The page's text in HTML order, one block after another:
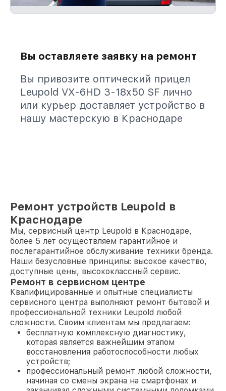
Вы оставляете заявку на ремонт
Вы привозите оптический прицел
Leupold VX-6HD 3-18x50 SF лично
или курьер доставляет устройство в
нашу мастерскую в Краснодаре
Ремонт устройств Leupold в
Краснодаре
Мы, сервисный центр Leupold в Краснодаре,
более 5 лет осуществляем гарантийное и
послегарантийное обслуживание техники бренда.
Наши безусловные принципы: высокое качество,
доступные цены, высококлассный сервис.
Ремонт в сервисном центре
Квалифицированные и опытные специалисты
сервисного центра выполняют ремонт бытовой и
профессиональной техники Leupold любой
сложности. Своим клиентам мы предлагаем:
бесплатную комплексную диагностику,
которая является важнейшим этапом
восстановления работоспособности любых
устройств;
профессиональный ремонт любой сложности,
начиная со смены экрана на смартфонах и